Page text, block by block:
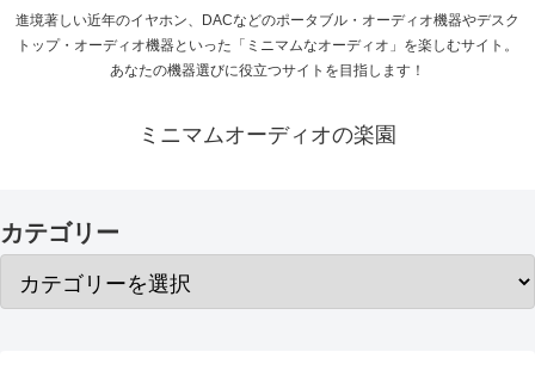
進境著しい近年のイヤホン、DACなどのポータブル・オーディオ機器やデスク
トップ・オーディオ機器といった「ミニマムなオーディオ」を楽しむサイト。
あなたの機器選びに役立つサイトを目指します！
ミニマムオーディオの楽園
カテゴリー